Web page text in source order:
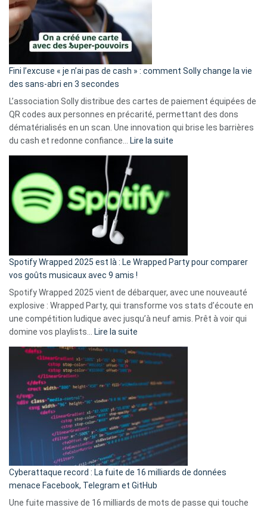
Fini l’excuse « je n’ai pas de cash » : comment Solly change la vie
des sans-abri en 3 secondes
L’association Solly distribue des cartes de paiement équipées de
QR codes aux personnes en précarité, permettant des dons
dématérialisés en un scan. Une innovation qui brise les barrières
du cash et redonne confiance…
Lire la suite
»
Solly
change
la
des
3
secondes
Spotify Wrapped 2025 est là : Le Wrapped Party pour comparer
vos goûts musicaux avec 9 amis !
Spotify Wrapped 2025 vient de débarquer, avec une nouveauté
explosive : Wrapped Party, qui transforme vos stats d’écoute en
une compétition ludique avec jusqu’à neuf amis. Prêt à voir qui
domine vos playlists…
Lire la suite
Wrapped
est
là
:
Le
Wrapped
Party
pour
comparer
vos
goûts
Cyberattaque record : La fuite de 16 milliards de données
menace Facebook, Telegram et GitHub
Une fuite massive de 16 milliards de mots de passe qui touche